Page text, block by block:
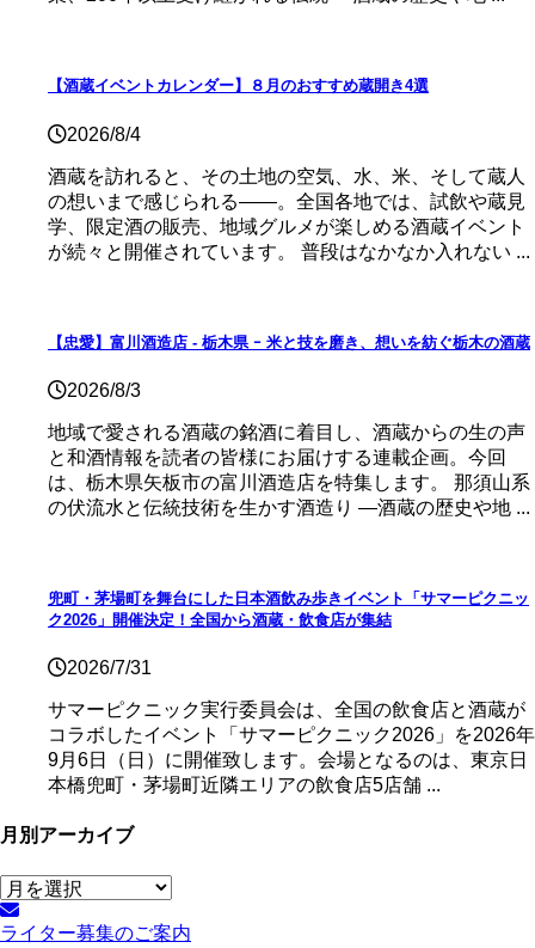
【酒蔵イベントカレンダー】８月のおすすめ蔵開き4選
2026/8/4
酒蔵を訪れると、その土地の空気、水、米、そして蔵人
の想いまで感じられる——。全国各地では、試飲や蔵見
学、限定酒の販売、地域グルメが楽しめる酒蔵イベント
が続々と開催されています。 普段はなかなか入れない ...
【忠愛】富川酒造店 ‐ 栃木県 ｰ 米と技を磨き、想いを紡ぐ栃木の酒蔵
2026/8/3
地域で愛される酒蔵の銘酒に着目し、酒蔵からの生の声
と和酒情報を読者の皆様にお届けする連載企画。今回
は、栃木県矢板市の富川酒造店を特集します。 那須山系
の伏流水と伝統技術を生かす酒造り ―酒蔵の歴史や地 ...
兜町・茅場町を舞台にした日本酒飲み歩きイベント「サマーピクニッ
ク2026」開催決定！全国から酒蔵・飲食店が集結
2026/7/31
サマーピクニック実⾏委員会は、全国の飲⾷店と酒蔵が
コラボしたイベント「サマーピクニック2026」を2026年
9月6日（日）に開催致します。会場となるのは、東京日
本橋兜町・茅場町近隣エリアの飲食店5店舗 ...
月別アーカイブ
月
別
ア
ライター募集のご案内